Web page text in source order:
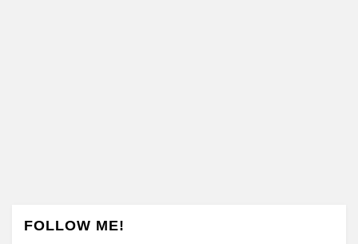
FOLLOW ME!